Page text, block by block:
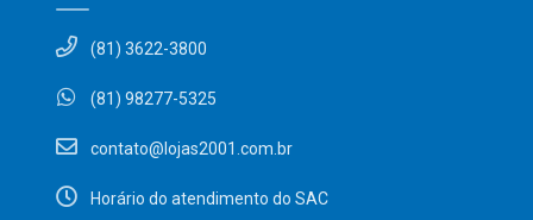
(81) 3622-3800
(81) 98277-5325
contato@lojas2001.com.br
Horário do atendimento do SAC